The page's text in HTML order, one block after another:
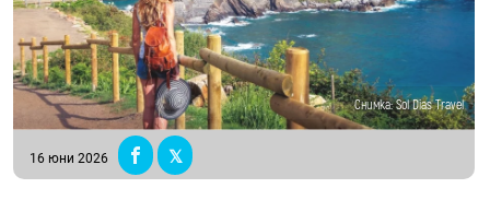
Снимка: Sol Dias Travel
16 юни 2026